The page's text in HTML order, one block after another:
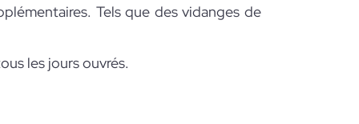
Tels que des vidanges de
les jours ouvrés.